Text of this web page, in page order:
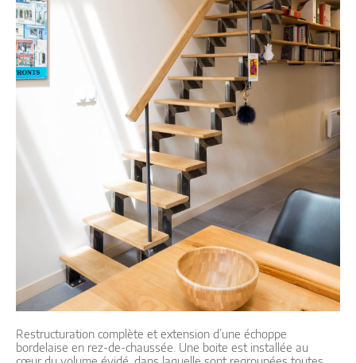
Restructuration complète et extension d’une échoppe
bordelaise en rez-de-chaussée. Une boite est installée au